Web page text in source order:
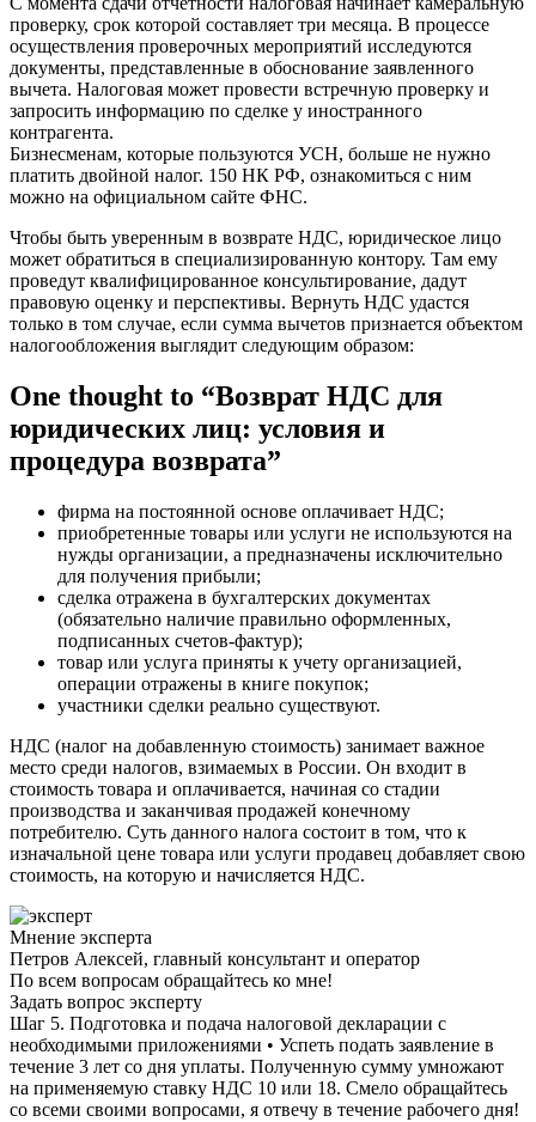
проверку, срок которой составляет три месяца. В процессе
осуществления проверочных мероприятий исследуются
документы, представленные в обоснование заявленного
вычета. Налоговая может провести встречную проверку и
запросить информацию по сделке у иностранного
контрагента.
Бизнесменам, которые пользуются УСН, больше не нужно
платить двойной налог. 150 НК РФ, ознакомиться с ним
можно на официальном сайте ФНС.
Чтобы быть уверенным в возврате НДС, юридическое лицо
может обратиться в специализированную контору. Там ему
проведут квалифицированное консультирование, дадут
правовую оценку и перспективы. Вернуть НДС удастся
только в том случае, если сумма вычетов признается объектом
налогообложения выглядит следующим образом:
One thought to “Возврат НДС для
юридических лиц: условия и
процедура возврата”
фирма на постоянной основе оплачивает НДС;
приобретенные товары или услуги не используются на
нужды организации, а предназначены исключительно
для получения прибыли;
сделка отражена в бухгалтерских документах
(обязательно наличие правильно оформленных,
подписанных счетов-фактур);
товар или услуга приняты к учету организацией,
операции отражены в книге покупок;
участники сделки реально существуют.
НДС (налог на добавленную стоимость) занимает важное
место среди налогов, взимаемых в России. Он входит в
стоимость товара и оплачивается, начиная со стадии
производства и заканчивая продажей конечному
потребителю. Суть данного налога состоит в том, что к
изначальной цене товара или услуги продавец добавляет свою
стоимость, на которую и начисляется НДС.
Мнение эксперта
Петров Алексей, главный консультант и оператор
По всем вопросам обращайтесь ко мне!
Задать вопрос эксперту
Шаг 5. Подготовка и подача налоговой декларации с
необходимыми приложениями • Успеть подать заявление в
течение 3 лет со дня уплаты. Полученную сумму умножают
на применяемую ставку НДС 10 или 18. Смело обращайтесь
со всеми своими вопросами, я отвечу в течение рабочего дня!